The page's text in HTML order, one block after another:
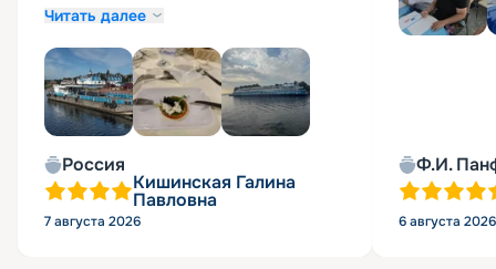
Читать далее
Россия
Кишинская Галина
Павловна
7 августа 2026
Ф.И.
6 августа 2026